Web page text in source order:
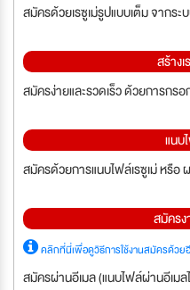
สมัครด้วยเรซูเม่รูปแบบเต็ม จากร
สร้าง
สมัครง่ายและรวดเร็ว ด้วยการกร
แนบ
สมัครด้วยการแนบไฟล์เรซูเม่ หรือ
สมัคร
คลิกที่นี่เพื่อดูวิธีการใช้งานสมัครด้วย
สมัครผ่านอีเมล (แนบไฟล์ผ่านอีเม